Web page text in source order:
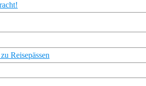
Reisepässen